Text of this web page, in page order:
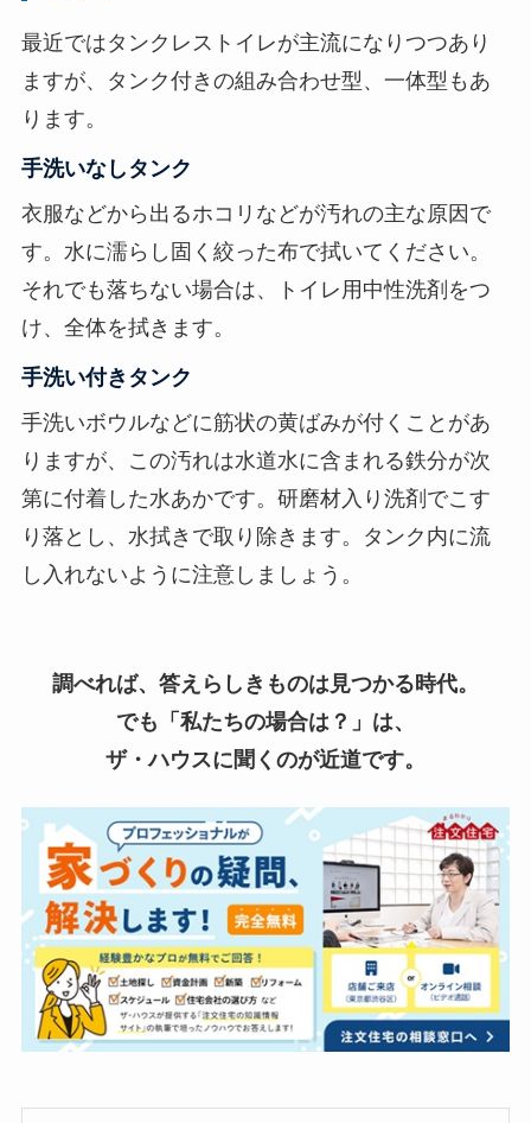
最近ではタンクレストイレが主流になりつつあり
ますが、タンク付きの組み合わせ型、一体型もあ
ります。
手洗いなしタンク
衣服などから出るホコリなどが汚れの主な原因で
す。水に濡らし固く絞った布で拭いてください。
それでも落ちない場合は、トイレ用中性洗剤をつ
け、全体を拭きます。
手洗い付きタンク
手洗いボウルなどに筋状の黄ばみが付くことがあ
りますが、この汚れは水道水に含まれる鉄分が次
第に付着した水あかです。研磨材入り洗剤でこす
り落とし、水拭きで取り除きます。タンク内に流
し入れないように注意しましょう。
調べれば、答えらしきものは見つかる時代。
でも「私たちの場合は？」は、
ザ・ハウスに聞くのが近道です。